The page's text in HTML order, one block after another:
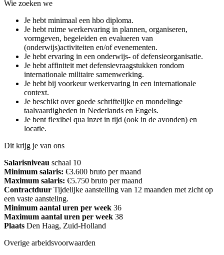
Wie zoeken we
Je hebt minimaal een hbo diploma.
Je hebt ruime werkervaring in plannen, organiseren,
vormgeven, begeleiden en evalueren van
(onderwijs)activiteiten en/of evenementen.
Je hebt ervaring in een onderwijs- of defensieorganisatie.
Je hebt affiniteit met defensievraagstukken rondom
internationale militaire samenwerking.
Je hebt bij voorkeur werkervaring in een internationale
context.
Je beschikt over goede schriftelijke en mondelinge
taalvaardigheden in Nederlands en Engels.
Je bent flexibel qua inzet in tijd (ook in de avonden) en
locatie.
Dit krijg je van ons
Salarisniveau schaal 10
Minimum salaris: €3.600 bruto per maand
Maximum salaris: €5.750 bruto per maand
Contractduur Tijdelijke aanstelling van 12 maanden met zicht op
een vaste aansteling.
Minimum aantal uren per week 36
Maximum aantal uren per week 38
Plaats Den Haag, Zuid-Holland
Overige arbeidsvoorwaarden